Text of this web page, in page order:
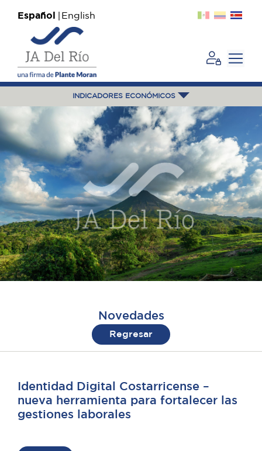
Español English
INDICADORES ECONÓMICOS
Novedades
Regresar
Identidad Digital Costarricense –
nueva herramienta para fortalecer las
gestiones laborales